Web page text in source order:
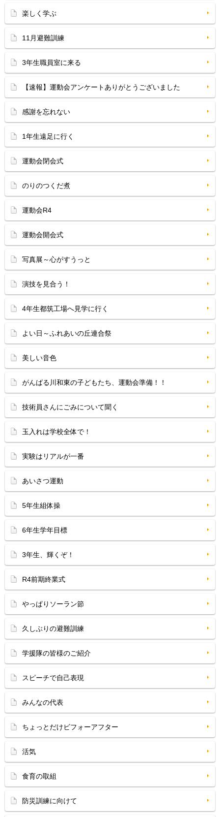
楽しく学ぶ
11月避難訓練
3年生職員室に来る
【速報】運動会アンケートありがとうございました
感謝を忘れない
1年生遠足に行く
運動会閉会式
のりのつくだ煮
運動会R4
運動会開会式
写真展～心がすうっと
演技を見合う！
4年生都筑工場へ見学に行く
よい日～ふれあいの丘連合祭
美しい音色
がんばる川和東の子どもたち、運動会準備！！
技術員さんにごみについて聞く
玉入れは学校全体で！
実験はリアルが一番
あいさつ運動
5年生組体操
6年生学年目標
3年生、輝くぞ！
R4前期終業式
やっぱりソーラン節
久しぶりの避難訓練
学援隊の皆様のご紹介
スピーチで自己表現
みんなの代表
ちょっとだけビフォーアフター
活気
食育の取組
防災訓練に向けて